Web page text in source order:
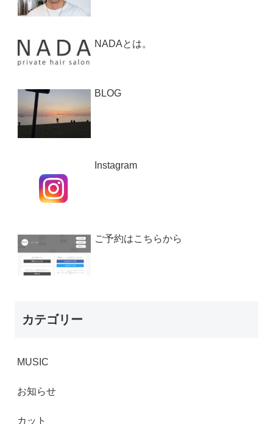
NADAとは。
BLOG
Instagram
ご予約はこちらから
カテゴリー
MUSIC
お知らせ
カット